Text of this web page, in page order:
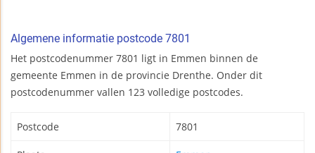
Algemene informatie postcode 7801
Het postcodenummer 7801 ligt in Emmen binnen de
gemeente Emmen in de provincie Drenthe. Onder dit
postcodenummer vallen 123 volledige postcodes.
Postcode 7801